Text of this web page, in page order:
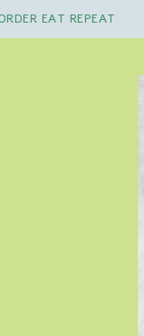
ORDER EAT REPEAT